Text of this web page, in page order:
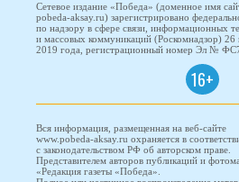
Сетевое издание «Победа» (доменное имя
pobeda-aksay.ru) зарегистрировано
по надзору в сфере связи, информационных
и массовых коммуникаций (Роскомнадзор) 26
2019 года, регистрационный номер Эл №
16+
Вся информация, размещенная на веб-сайте
www.pobeda-aksay.ru охраняется в
с законодательством РФ об авторском праве.
Представителем авторов публикаций и
«Редакция газеты «Победа».